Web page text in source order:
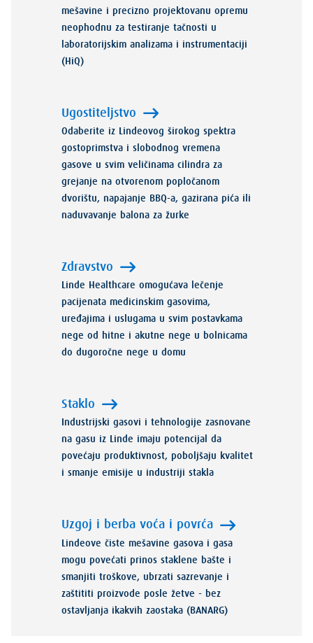
mešavine i precizno projektovanu opremu
neophodnu za testiranje tačnosti u
laboratorijskim analizama i instrumentaciji
(HiQ)
Ugostiteljstvo
Odaberite iz Lindeovog širokog spektra
gostoprimstva i slobodnog vremena
gasove u svim veličinama cilindra za
grejanje na otvorenom popločanom
dvorištu, napajanje BBQ-a, gazirana pića ili
naduvavanje balona za žurke
Zdravstvo
Linde Healthcare omogućava lečenje
pacijenata medicinskim gasovima,
uređajima i uslugama u svim postavkama
nege od hitne i akutne nege u bolnicama
do dugoročne nege u domu
Staklo
Industrijski gasovi i tehnologije zasnovane
na gasu iz Linde imaju potencijal da
povećaju produktivnost, poboljšaju kvalitet
i smanje emisije u industriji stakla
Uzgoj i berba voća i povrća
Lindeove čiste mešavine gasova i gasa
mogu povećati prinos staklene bašte i
smanjiti troškove, ubrzati sazrevanje i
zaštititi proizvode posle žetve - bez
ostavljanja ikakvih zaostaka (BANARG)